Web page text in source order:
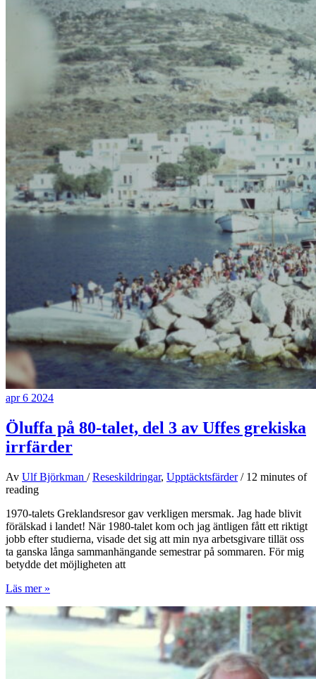
apr 6 2024
Öluffa på 80-talet, del 3 av Uffes grekiska
irrfärder
Av Ulf Björkman /Reseskildringar, Upptäcktsfärder/ 12 minutes of
reading
1970-talets Greklandsresor gav verkligen mersmak. Jag hade blivit
förälskad i landet! När 1980-talet kom och jag äntligen fått ett riktigt
jobb efter studierna, visade det sig att min nya arbetsgivare tillät oss
ta ganska långa sammanhängande semestrar på sommaren. För mig
betydde det möjligheten att
Öluffa
80-
Läs mer »